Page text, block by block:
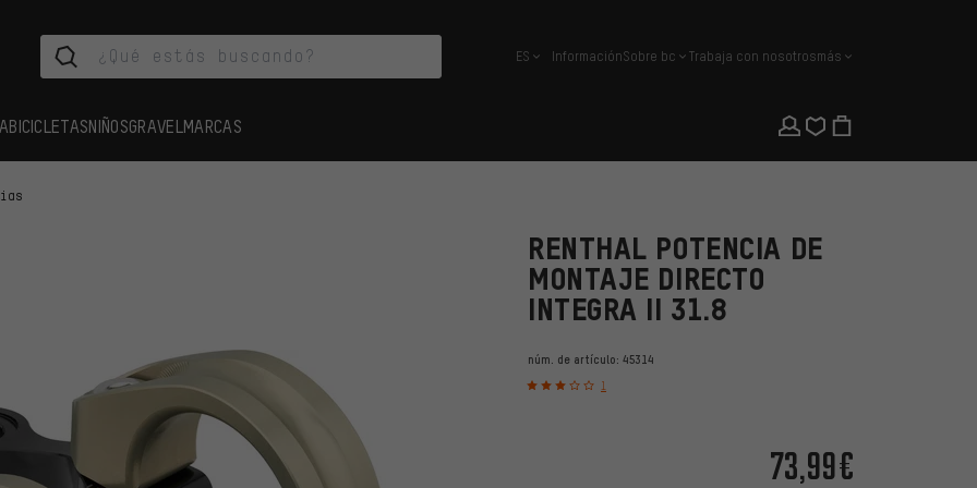
español
ES InformaciónSobre bc Trabaja con nosotrosmás
BICICLETASNIÑOSGRAVEL MARCAS
RENTHAL POTENCIA DE
MONTAJE DIRECTO
INTEGRA II 31.8
núm. de artículo: 45314
1
73,99€